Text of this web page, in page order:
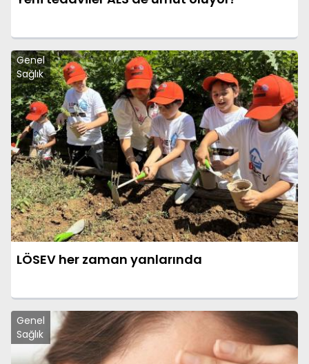
Genel
Sağlık
LÖSEV her zaman yanlarında
Genel
Sağlık